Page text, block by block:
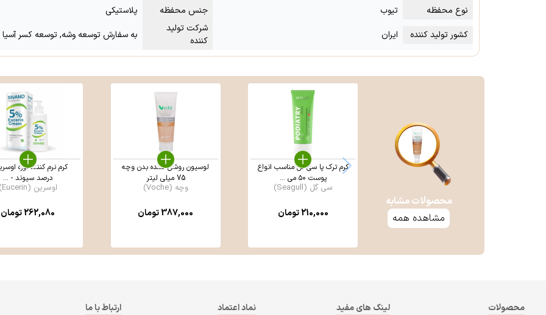
نوع محفظه
تیوب جنس محفظه
پلاستیکی
کشور تولید کننده
ایران
شرکت تولید
کننده
به سفارش توسعه وشه, توسعه کسر آسیا
محصولات مشابه
مشاهده همه
کرم ترک پا سی‌ گل مناسب انواع
پوست ۵۰ می ...
سی گل (Seagull)
210,000تومان
لوسیون روشن کننده بدن وچه
75 میلی لیتر
وچه (Voche)
387,000تومان
درصد سیوند - ...
اوسرین (Eucerin)
262,080تومان
محصولات لینک های مفید نماد اعتماد ارتباط با ما